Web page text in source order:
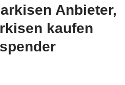
Anbieter,
kaufen